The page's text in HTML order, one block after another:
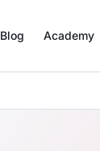
Blog Academy